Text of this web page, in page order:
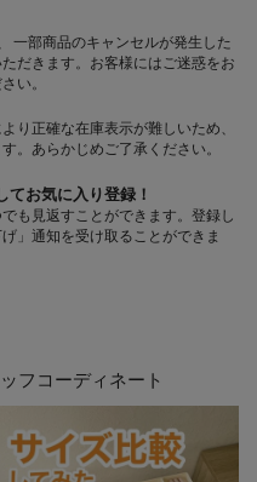
一部商品のキャンセルが発生した
だきます。お客様にはご迷惑をお
い。
り正確な在庫表示が難しいため、
。あらかじめご了承ください。
てお気に入り登録！
も見返すことができます。登録し
」通知を受け取ることができま
フコーディネート